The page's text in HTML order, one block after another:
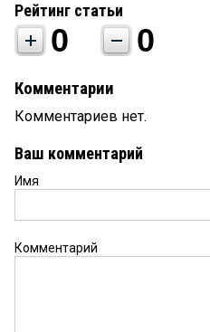
Рейтинг статьи
0 0
Комментарии
Комментариев нет.
Ваш комментарий
Имя
Комментарий